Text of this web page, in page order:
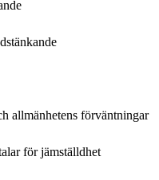
allmänhetens förväntningar
för jämställdhet